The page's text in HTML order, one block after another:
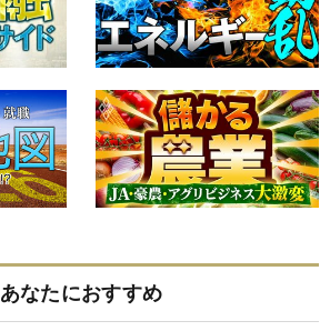
あなたにおすすめ